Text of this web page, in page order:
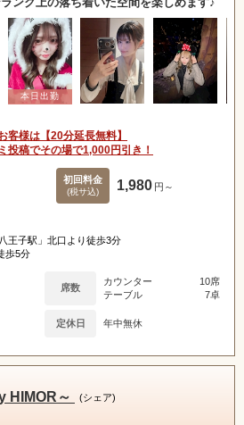
客様は【20分延長無料】
投稿でその場で1,000円引き！
初回料金
(税サ込) 1,980 円～
王子駅」北口より徒歩3分
歩5分
席数
カウンター
10席
テーブル
7卓
定休日 年中無休
HIMOR～ (シェア)